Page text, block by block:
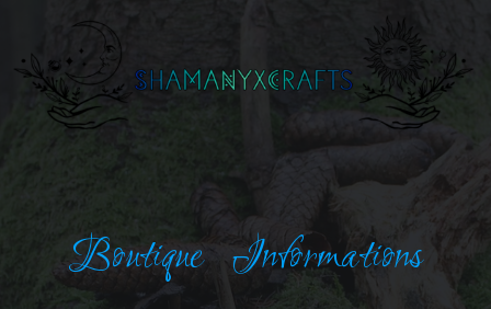
Boutique Informations